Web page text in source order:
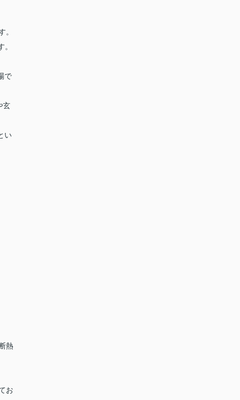
。
で
玄
い
熱
お